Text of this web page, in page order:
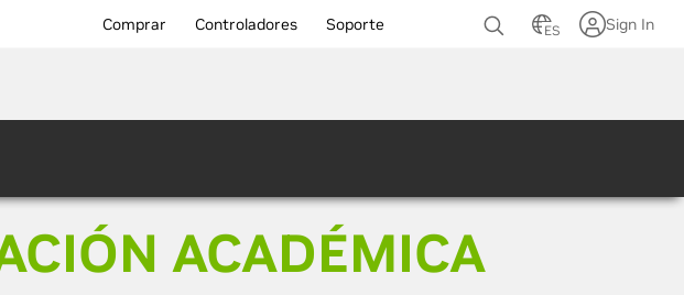
Comprar Controladores Soporte ES Sign In
ACADÉMICA